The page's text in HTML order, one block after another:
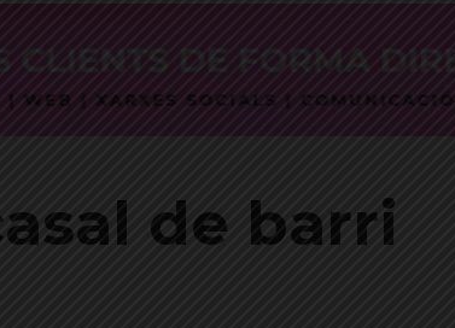
de barri